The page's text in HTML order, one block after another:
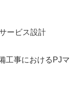
ービス設計
工事におけるPJマ